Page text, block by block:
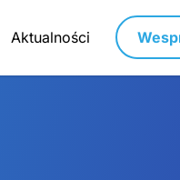
Aktualności